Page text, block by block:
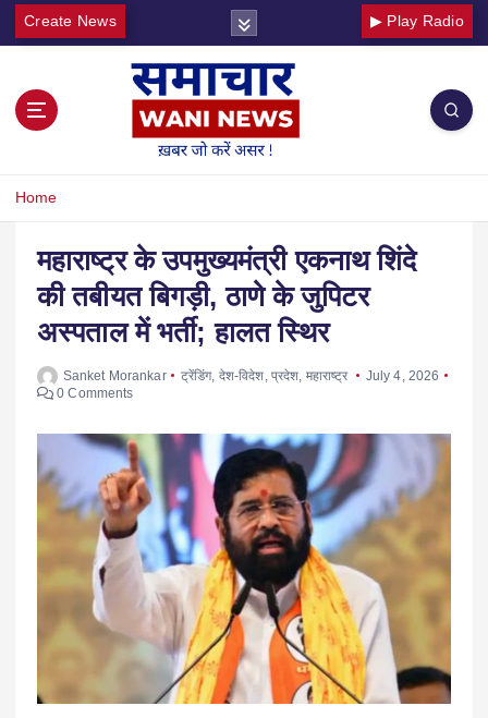
Create News ▶ Play Radio
Home
महाराष्ट्र के उपमुख्यमंत्री एकनाथ शिंदे
की तबीयत बिगड़ी, ठाणे के जुपिटर
अस्पताल में भर्ती; हालत स्थिर
Sanket Morankar ट्रेंडिंग, देश-विदेश प्रदेश महाराष्ट्र
July 4, 2026
0 Comments